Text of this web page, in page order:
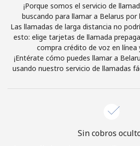
Únete
¡Hola!
¡Porque somos el servicio de
buscando para llamar a Belarus
Las llamadas de larga distancia no
esto: elige tarjetas de llamada
compra crédito de voz en línea
¡Entérate cómo puedes llamar a
usando nuestro servicio de llamadas
Sin cobros